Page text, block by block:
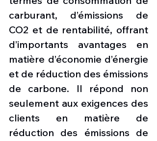
carburant, d’émissions de
CO2 et de rentabilité, offrant
d’importants avantages en
matière d’économie d’énergie
et de réduction des émissions
de carbone. Il répond non
seulement aux exigences des
clients en matière de
réduction des émissions de